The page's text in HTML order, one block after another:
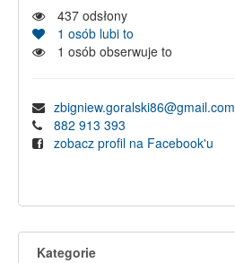
437 odsłony
1 osób lubi to
1 osób obserwuje to
zbigniew.goralski86@gmail.com
882 913 393
zobacz profil na Facebook'u
Kategorie